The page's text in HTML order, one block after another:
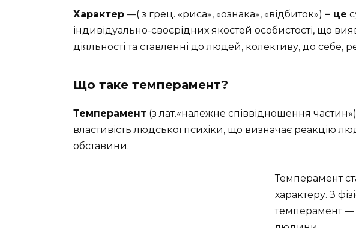
Характер —( з грец. «риса», «ознака», «відбиток») – це
індивідуально-своєрідних якостей особистості, що
діяльності та ставленні до людей, колективу, до себе,
Що таке темперамент?
Темперамент (з лат.«належне співвідношення
властивість людської психіки, що визначає реакцію
обставини.
Темперамент
характеру. З
темперамент —